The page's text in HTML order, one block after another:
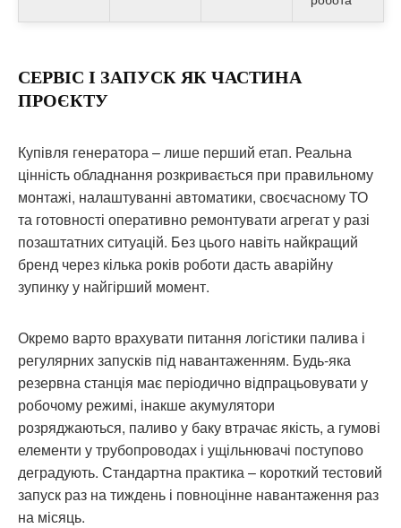
СЕРВІС І ЗАПУСК ЯК ЧАСТИНА
ПРОЄКТУ
Купівля генератора – лише перший етап. Реальна
цінність обладнання розкривається при правильному
монтажі, налаштуванні автоматики, своєчасному ТО
та готовності оперативно ремонтувати агрегат у разі
позаштатних ситуацій. Без цього навіть найкращий
бренд через кілька років роботи дасть аварійну
зупинку у найгірший момент.
Окремо варто врахувати питання логістики палива і
регулярних запусків під навантаженням. Будь-яка
резервна станція має періодично відпрацьовувати у
робочому режимі, інакше акумулятори
розряджаються, паливо у баку втрачає якість, а гумові
елементи у трубопроводах і ущільнювачі поступово
деградують. Стандартна практика – короткий тестовий
запуск раз на тиждень і повноцінне навантаження раз
на місяць.